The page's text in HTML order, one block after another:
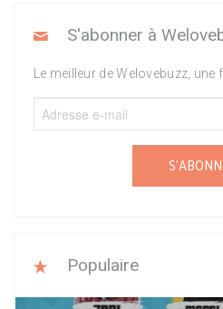
S'abonner à
Le meilleur de Welovebuzz,
Populaire